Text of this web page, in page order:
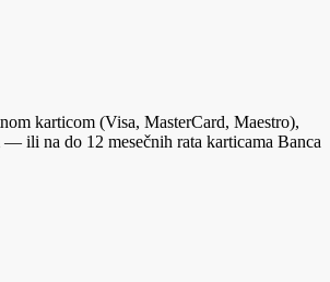
karticom (Visa, MasterCard, Maestro),
ili na do 12 mesečnih rata karticama Banca